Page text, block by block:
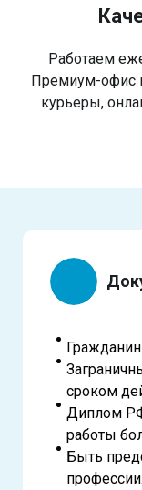
Работаем
Премиум-офис
курьеры,
сроком
Диплом
работы
Быть
профессии.